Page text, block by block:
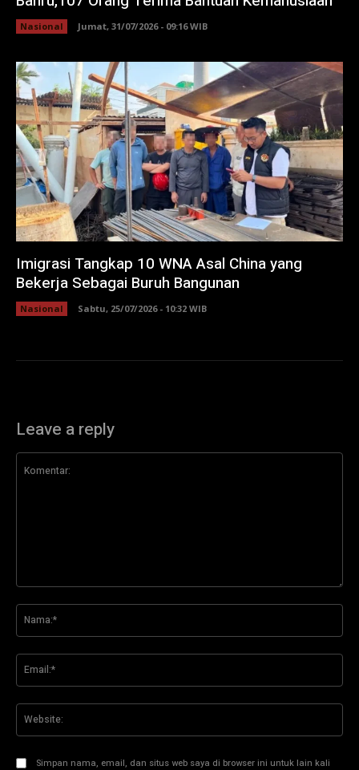
Nasional Jumat, 31/07/2026 - 09:16 WIB
Imigrasi Tangkap 10 WNA Asal China yang
Bekerja Sebagai Buruh Bangunan
Nasional Sabtu, 25/07/2026 - 10:32 WIB
Leave a reply
Simpan nama, email, dan situs web saya di browser ini untuk lain kali